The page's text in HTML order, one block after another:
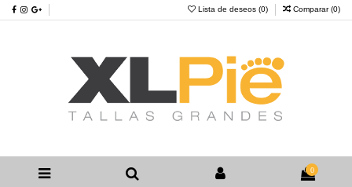
Lista de deseos (0) Comparar (0)
0